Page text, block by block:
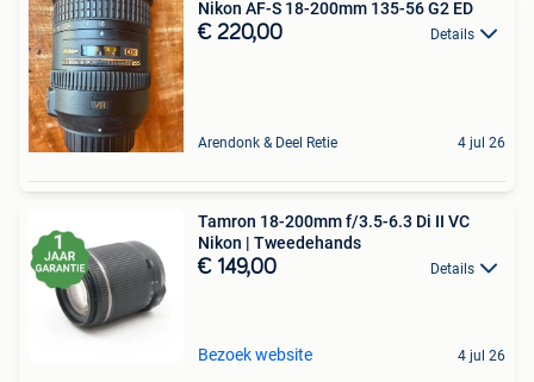
Nikon AF-S 18-200mm 135-56 G2 ED
€ 220,00 Details
Arendonk & Deel Retie 4 jul 26
Tamron 18-200mm f/3.5-6.3 Di II VC
Nikon | Tweedehands
€ 149,00 Details
Bezoek website 4 jul 26